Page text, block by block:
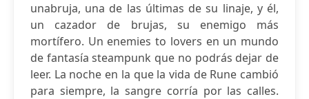
unabruja, una de las últimas de su linaje, y él,
un cazador de brujas, su enemigo más
mortífero. Un enemies to lovers en un mundo
de fantasía steampunk que no podrás dejar de
leer. La noche en la que la vida de Rune cambió
para siempre, la sangre corría por las calles.